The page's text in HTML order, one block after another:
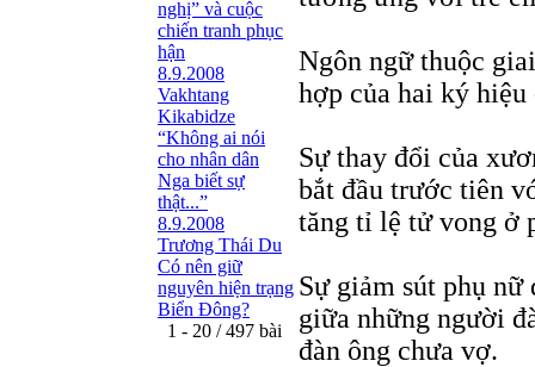
nghị” và cuộc
chiến tranh phục
hận
8.9.2008
Vakhtang
Kikabidze
“Không ai nói
cho nhân dân
Nga biết sự
thật...”
8.9.2008
Trương Thái Du
Có nên giữ
nguyên hiện trạng
Biển Đông?
1 - 20 / 497 bài
Ngôn ngữ thuộc
hợp của hai ký hiệu
Sự thay đổi của
bắt đầu trước tiên
tăng tỉ lệ tử vong ở
Sự giảm sút phụ nữ
giữa những người
đàn ông chưa vợ.